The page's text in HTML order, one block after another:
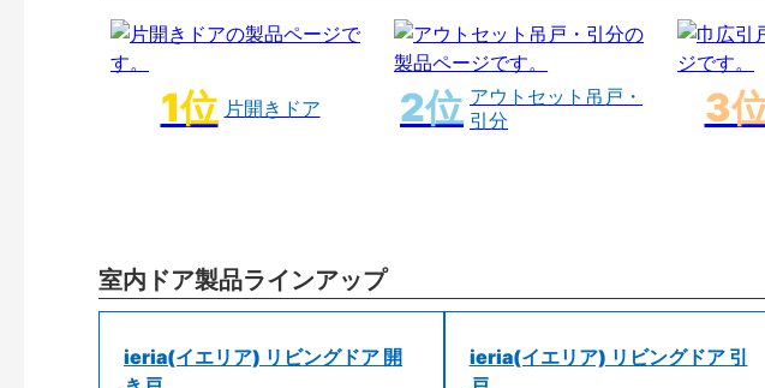
片開きドア
アウトセット吊戸・
引分
室内ドア製品ラインアップ
ieria(イエリア) リビングドア 開
ieria(イエリア) リビングドア 引